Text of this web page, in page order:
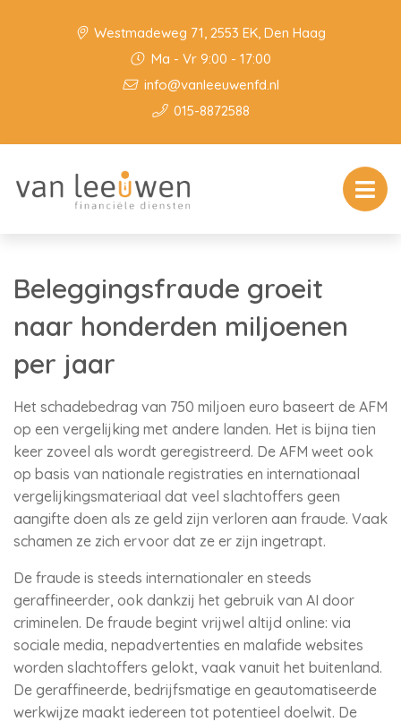
Westmadeweg 71, 2553 EK, Den Haag
Ma - Vr 9:00 - 17:00
info@vanleeuwenfd.nl
015-8872588
Beleggingsfraude groeit
naar honderden miljoenen
per jaar
Het schadebedrag van 750 miljoen euro baseert de AFM
op een vergelijking met andere landen. Het is bijna tien
keer zoveel als wordt geregistreerd. De AFM weet ook
op basis van nationale registraties en internationaal
vergelijkingsmateriaal dat veel slachtoffers geen
aangifte doen als ze geld zijn verloren aan fraude. Vaak
schamen ze zich ervoor dat ze er zijn ingetrapt.
De fraude is steeds internationaler en steeds
geraffineerder, ook dankzij het gebruik van AI door
criminelen. De fraude begint vrijwel altijd online: via
sociale media, nepadvertenties en malafide websites
worden slachtoffers gelokt, vaak vanuit het buitenland.
De geraffineerde, bedrijfsmatige en geautomatiseerde
werkwijze maakt iedereen tot potentieel doelwit. De